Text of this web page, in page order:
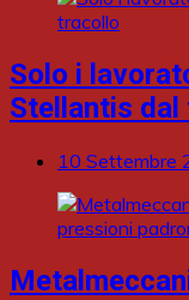
Solo i
Stellantis dal
10 Settembre